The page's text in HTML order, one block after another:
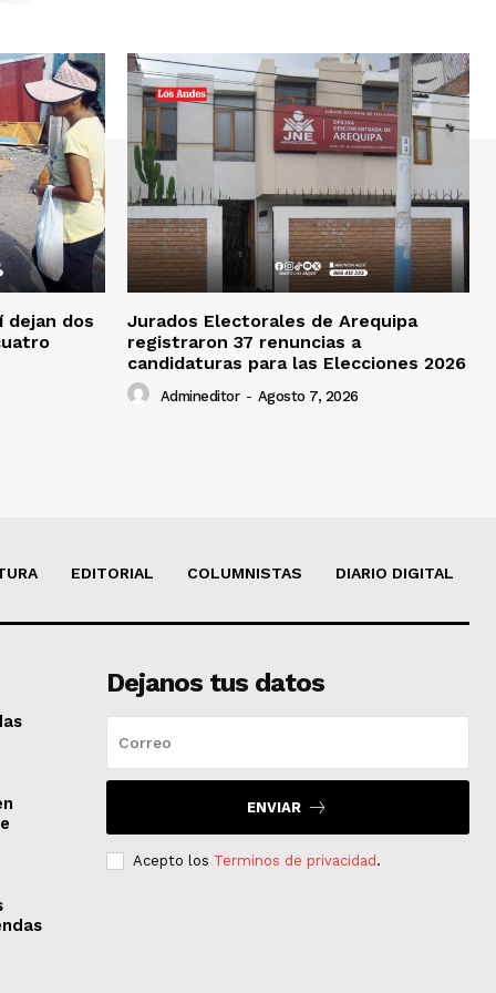
dejan dos
Jurados Electorales de Arequipa
registraron 37 renuncias a
candidaturas para las Elecciones 2026
Admineditor - Agosto 7, 2026
EDITORIAL COLUMNISTAS DIARIO DIGITAL
Dejanos tus datos
ENVIAR
Acepto los Terminos de privacidad .